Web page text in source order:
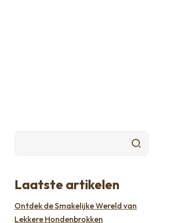
Laatste artikelen
Ontdek de Smakelijke Wereld van
Lekkere Hondenbrokken